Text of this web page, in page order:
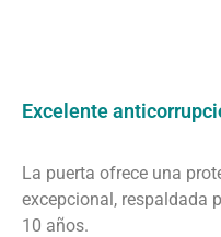
Excelente
La puerta ofrece una
excepcional, respaldada
10 años.